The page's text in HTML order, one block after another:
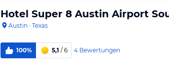
Hotel Super 8 Austin Airport
Austin · Texas
100% 5,1 / 6 4 Bewertungen